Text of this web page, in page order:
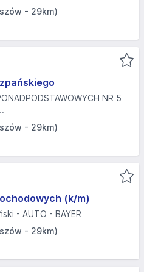
- 29km)
NR 5
- 29km)
(k/m)
- AUTO - BAYER
- 29km)